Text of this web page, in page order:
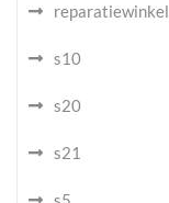
reparatiewinkel
s10
s20
s21